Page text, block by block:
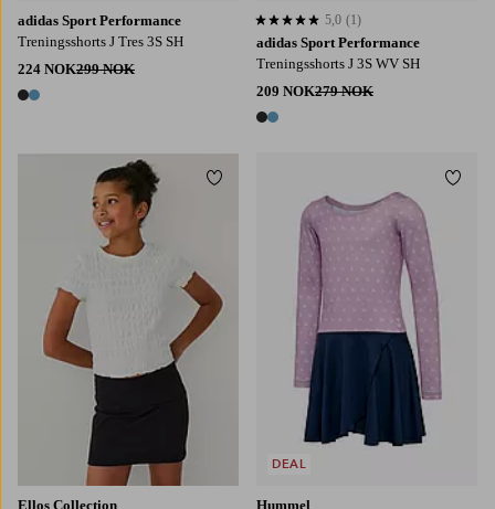
adidas Sport Performance
Treningsshorts J Tres 3S SH
224 NOK299 NOK
2 farger
adidas Sport Performance
Treningsshorts J 3S WV SH
209 NOK279 NOK
2 farger
5,0 basert på 1 karaktergivninger
5,0 (1)
Ellos Collection
Legg til favoritter
134/140146/152
Hummel
DEAL